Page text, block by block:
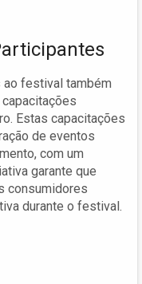
festival também
Estas capacitações
de eventos
com um
garante que
consumidores
durante o festival.